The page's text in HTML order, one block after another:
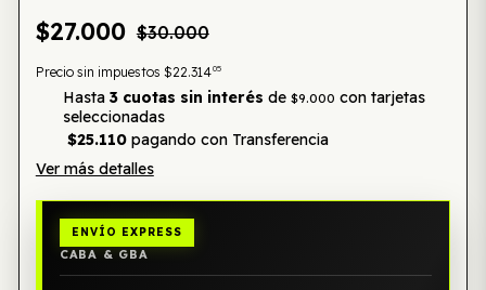
$27.000 $30.000
Precio sin impuestos $22.31405
Hasta 3 cuotas sin interés de $9.000 con tarjetas
seleccionadas
$25.110pagando con Transferencia
Ver más detalles
ENVÍO EXPRESS
CABA & GBA